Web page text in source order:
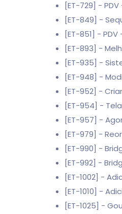
[ET-729] -
[ET-849] -
[ET-851] -
[ET-893] -
[ET-935] -
[ET-948] -
[ET-952] -
[ET-954] -
[ET-957] -
[ET-979] -
[ET-990] -
[ET-992] -
[ET-1002] -
[ET-1010] -
[ET-1025] -